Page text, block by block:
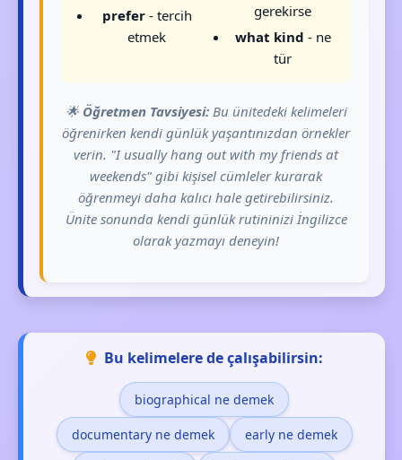
prefer- tercih
etmek
gerekirse
what kind - ne
tür
🌟 Öğretmen Tavsiyesi:Bu ünitedeki kelimeleri
öğrenirken kendi günlük yaşantınızdan örnekler
verin. "I usually hang out with my friends at
weekends" gibi kişisel cümleler kurarak
öğrenmeyi daha kalıcı hale getirebilirsiniz.
Ünite sonunda kendi günlük rutininizi İngilizce
olarak yazmayı deneyin!
Bu kelimelere de çalışabilirsin:
biographical ne demek
documentary ne demek early ne demek